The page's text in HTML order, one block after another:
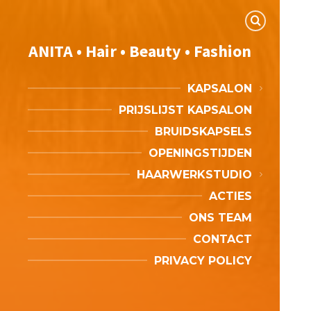
ANITA • Hair • Beauty • Fashion
KAPSALON
PRIJSLIJST KAPSALON
BRUIDSKAPSELS
OPENINGSTIJDEN
HAARWERKSTUDIO
ACTIES
ONS TEAM
CONTACT
PRIVACY POLICY